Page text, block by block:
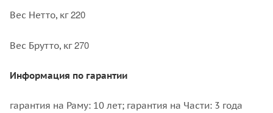
Вес Нетто, кг220
Вес Брутто, кг270
Информация по гарантии
гарантия на Раму: 10 лет; гарантия на Части: 3 года